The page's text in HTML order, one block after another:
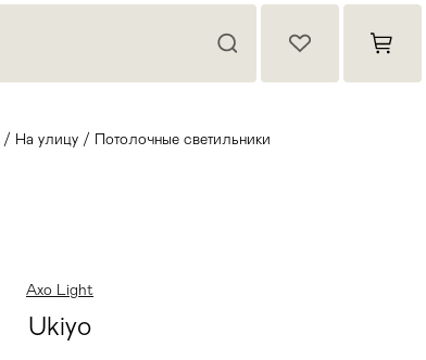
/ На улицу / Потолочные светильники
Axo Light
Ukiyo